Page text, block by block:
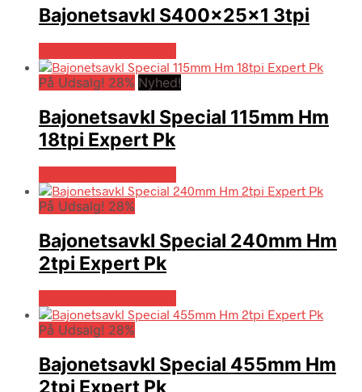
Bajonetsavkl S400x25x1 3tpi
På Udsalg! 28% Nyhed!
Bajonetsavkl Special 115mm Hm
18tpi Expert Pk
På Udsalg! 28%
Bajonetsavkl Special 240mm Hm
2tpi Expert Pk
På Udsalg! 28%
Bajonetsavkl Special 455mm Hm
2tpi Expert Pk